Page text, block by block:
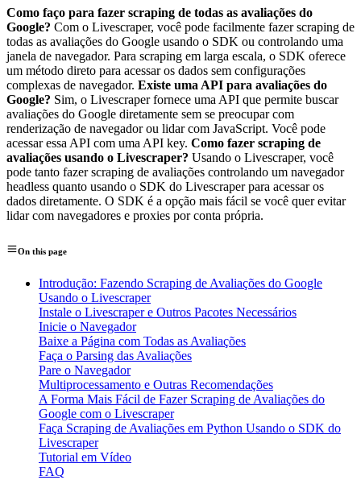
Como faço para fazer scraping de todas as avaliações do
Google? Com o Livescraper, você pode facilmente fazer scraping de
todas as avaliações do Google usando o SDK ou controlando uma
janela de navegador. Para scraping em larga escala, o SDK oferece
um método direto para acessar os dados sem configurações
complexas de navegador. Existe uma API para avaliações do
Google? Sim, o Livescraper fornece uma API que permite buscar
avaliações do Google diretamente sem se preocupar com
renderização de navegador ou lidar com JavaScript. Você pode
acessar essa API com uma API key. Como fazer scraping de
avaliações usando o Livescraper? Usando o Livescraper, você
pode tanto fazer scraping de avaliações controlando um navegador
headless quanto usando o SDK do Livescraper para acessar os
dados diretamente. O SDK é a opção mais fácil se você quer evitar
lidar com navegadores e proxies por conta própria.
On this page
Introdução: Fazendo Scraping de Avaliações do Google
Usando o Livescraper
Instale o Livescraper e Outros Pacotes Necessários
Inicie o Navegador
Baixe a Página com Todas as Avaliações
Faça o Parsing das Avaliações
Pare o Navegador
Multiprocessamento e Outras Recomendações
A Forma Mais Fácil de Fazer Scraping de Avaliações do
Google com o Livescraper
Faça Scraping de Avaliações em Python Usando o SDK do
Livescraper
Tutorial em Vídeo
FAQ